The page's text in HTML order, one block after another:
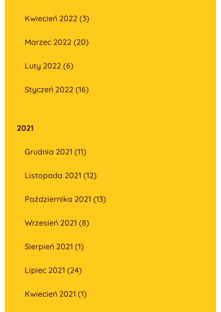
Kwiecień 2022 (3)
Marzec 2022 (20)
Luty 2022 (6)
Styczeń 2022 (16)
2021
Grudnia 2021 (11)
Listopada 2021 (12)
Października 2021 (13)
Wrzesień 2021 (8)
Sierpień 2021 (1)
Lipiec 2021 (24)
Kwiecień 2021 (1)